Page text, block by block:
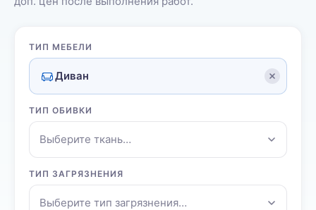
ТИП МЕБЕЛИ
Диван
ТИП ОБИВКИ
Выберите ткань…
ТИП ЗАГРЯЗНЕНИЯ
Выберите тип загрязнения…